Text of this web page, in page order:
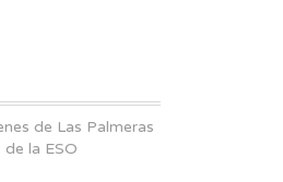
de Las Palmeras
la ESO